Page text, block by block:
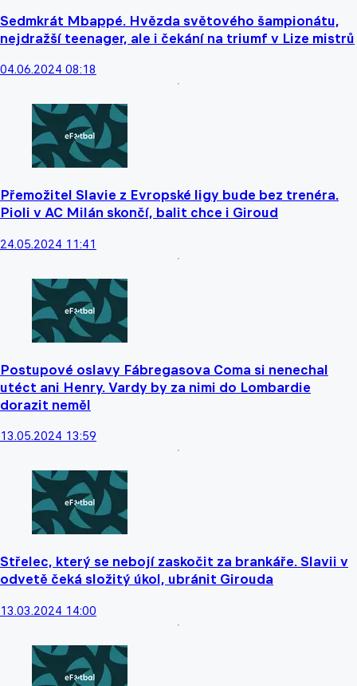
Sedmkrát Mbappé. Hvězda světového šampionátu,
nejdražší teenager, ale i čekání na triumf v Lize mistrů
04.06.2024 08:18
Přemožitel Slavie z Evropské ligy bude bez trenéra.
Pioli v AC Milán skončí, balit chce i Giroud
24.05.2024 11:41
Postupové oslavy Fábregasova Coma si nenechal
utéct ani Henry. Vardy by za nimi do Lombardie
dorazit neměl
13.05.2024 13:59
Střelec, který se nebojí zaskočit za brankáře. Slavii v
odvetě čeká složitý úkol, ubránit Girouda
13.03.2024 14:00